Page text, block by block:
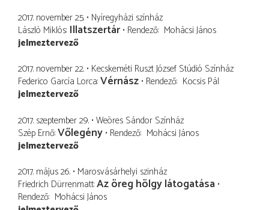
2017. november 25. Nyíregyházi színház
László Miklós Illatszertár Rendező Mohácsi János
jelmeztervező
2017. november 22. Kecskeméti Ruszt József Stúdió Színház
Federico García Lorca Vérnász Rendező Kocsis Pál
jelmeztervező
2017. szeptember 29. Weöres Sándor Színház
Szép Ernő Vőlegény Rendező Mohácsi János
jelmeztervező
2017. május 26. Marosvásárhelyi szinház
Friedrich Dürrenmatt Az öreg hölgy látogatása
Rendező Mohácsi János